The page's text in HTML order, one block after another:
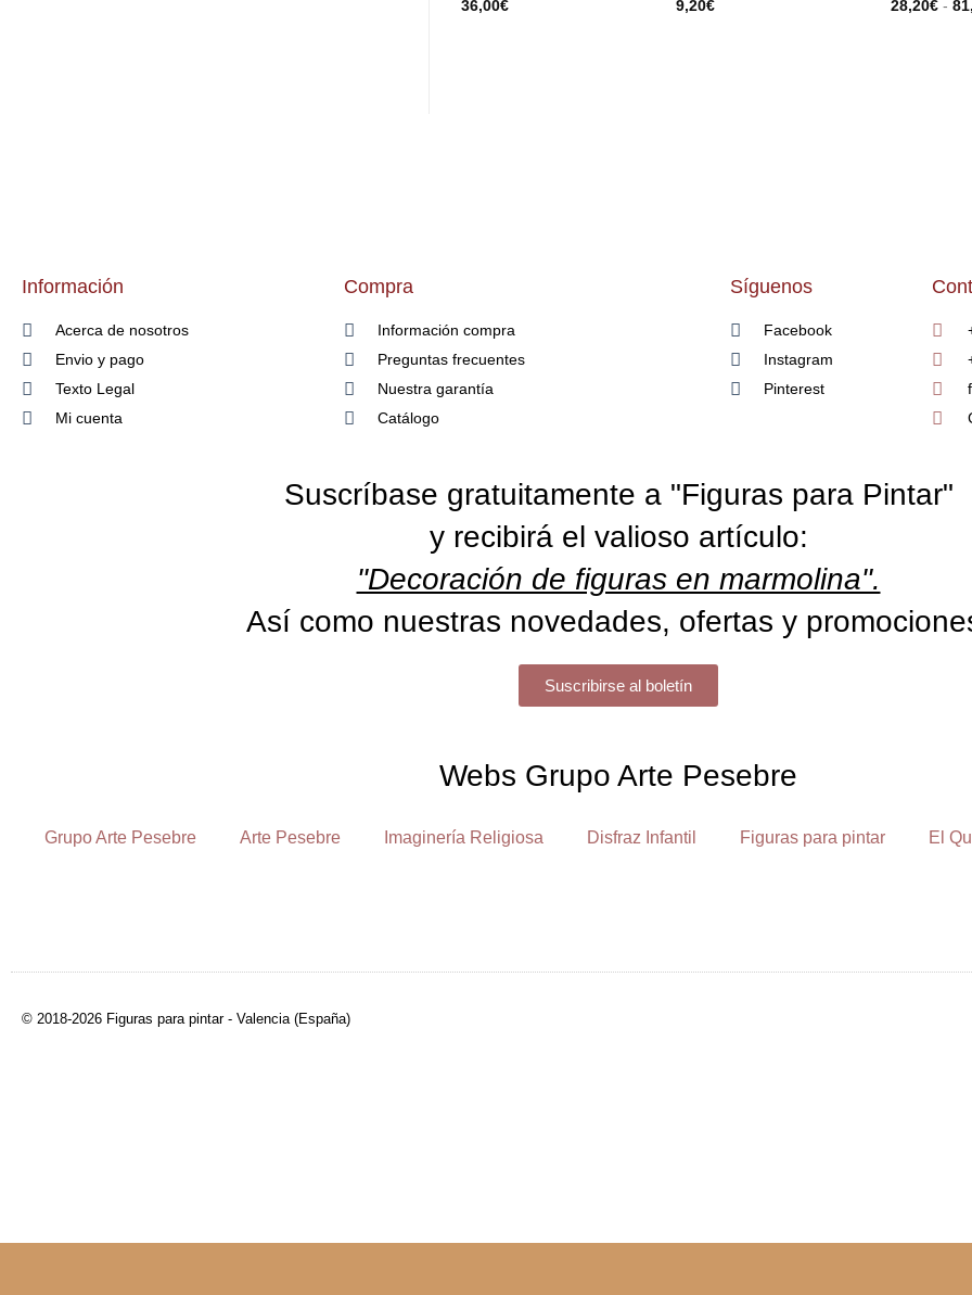
36,00€
9,20€
28,20€ -
Información
Acerca de nosotros
Envio y pago
Texto Legal
Mi cuenta
Compra
Información compra
Preguntas frecuentes
Nuestra garantía
Catálogo
Síguenos
Facebook
Instagram
Pinterest
Suscríbase gratuitamente a "Figuras para Pintar"
y recibirá el valioso artículo:
"Decoración de figuras en marmolina".
Así como nuestras novedades, ofertas y
Suscribirse al boletín
Webs Grupo Arte Pesebre
Grupo Arte Pesebre Arte Pesebre Imaginería Religiosa Disfraz Infantil Figuras para pintar El
© 2018-2026 Figuras para pintar - Valencia (España)